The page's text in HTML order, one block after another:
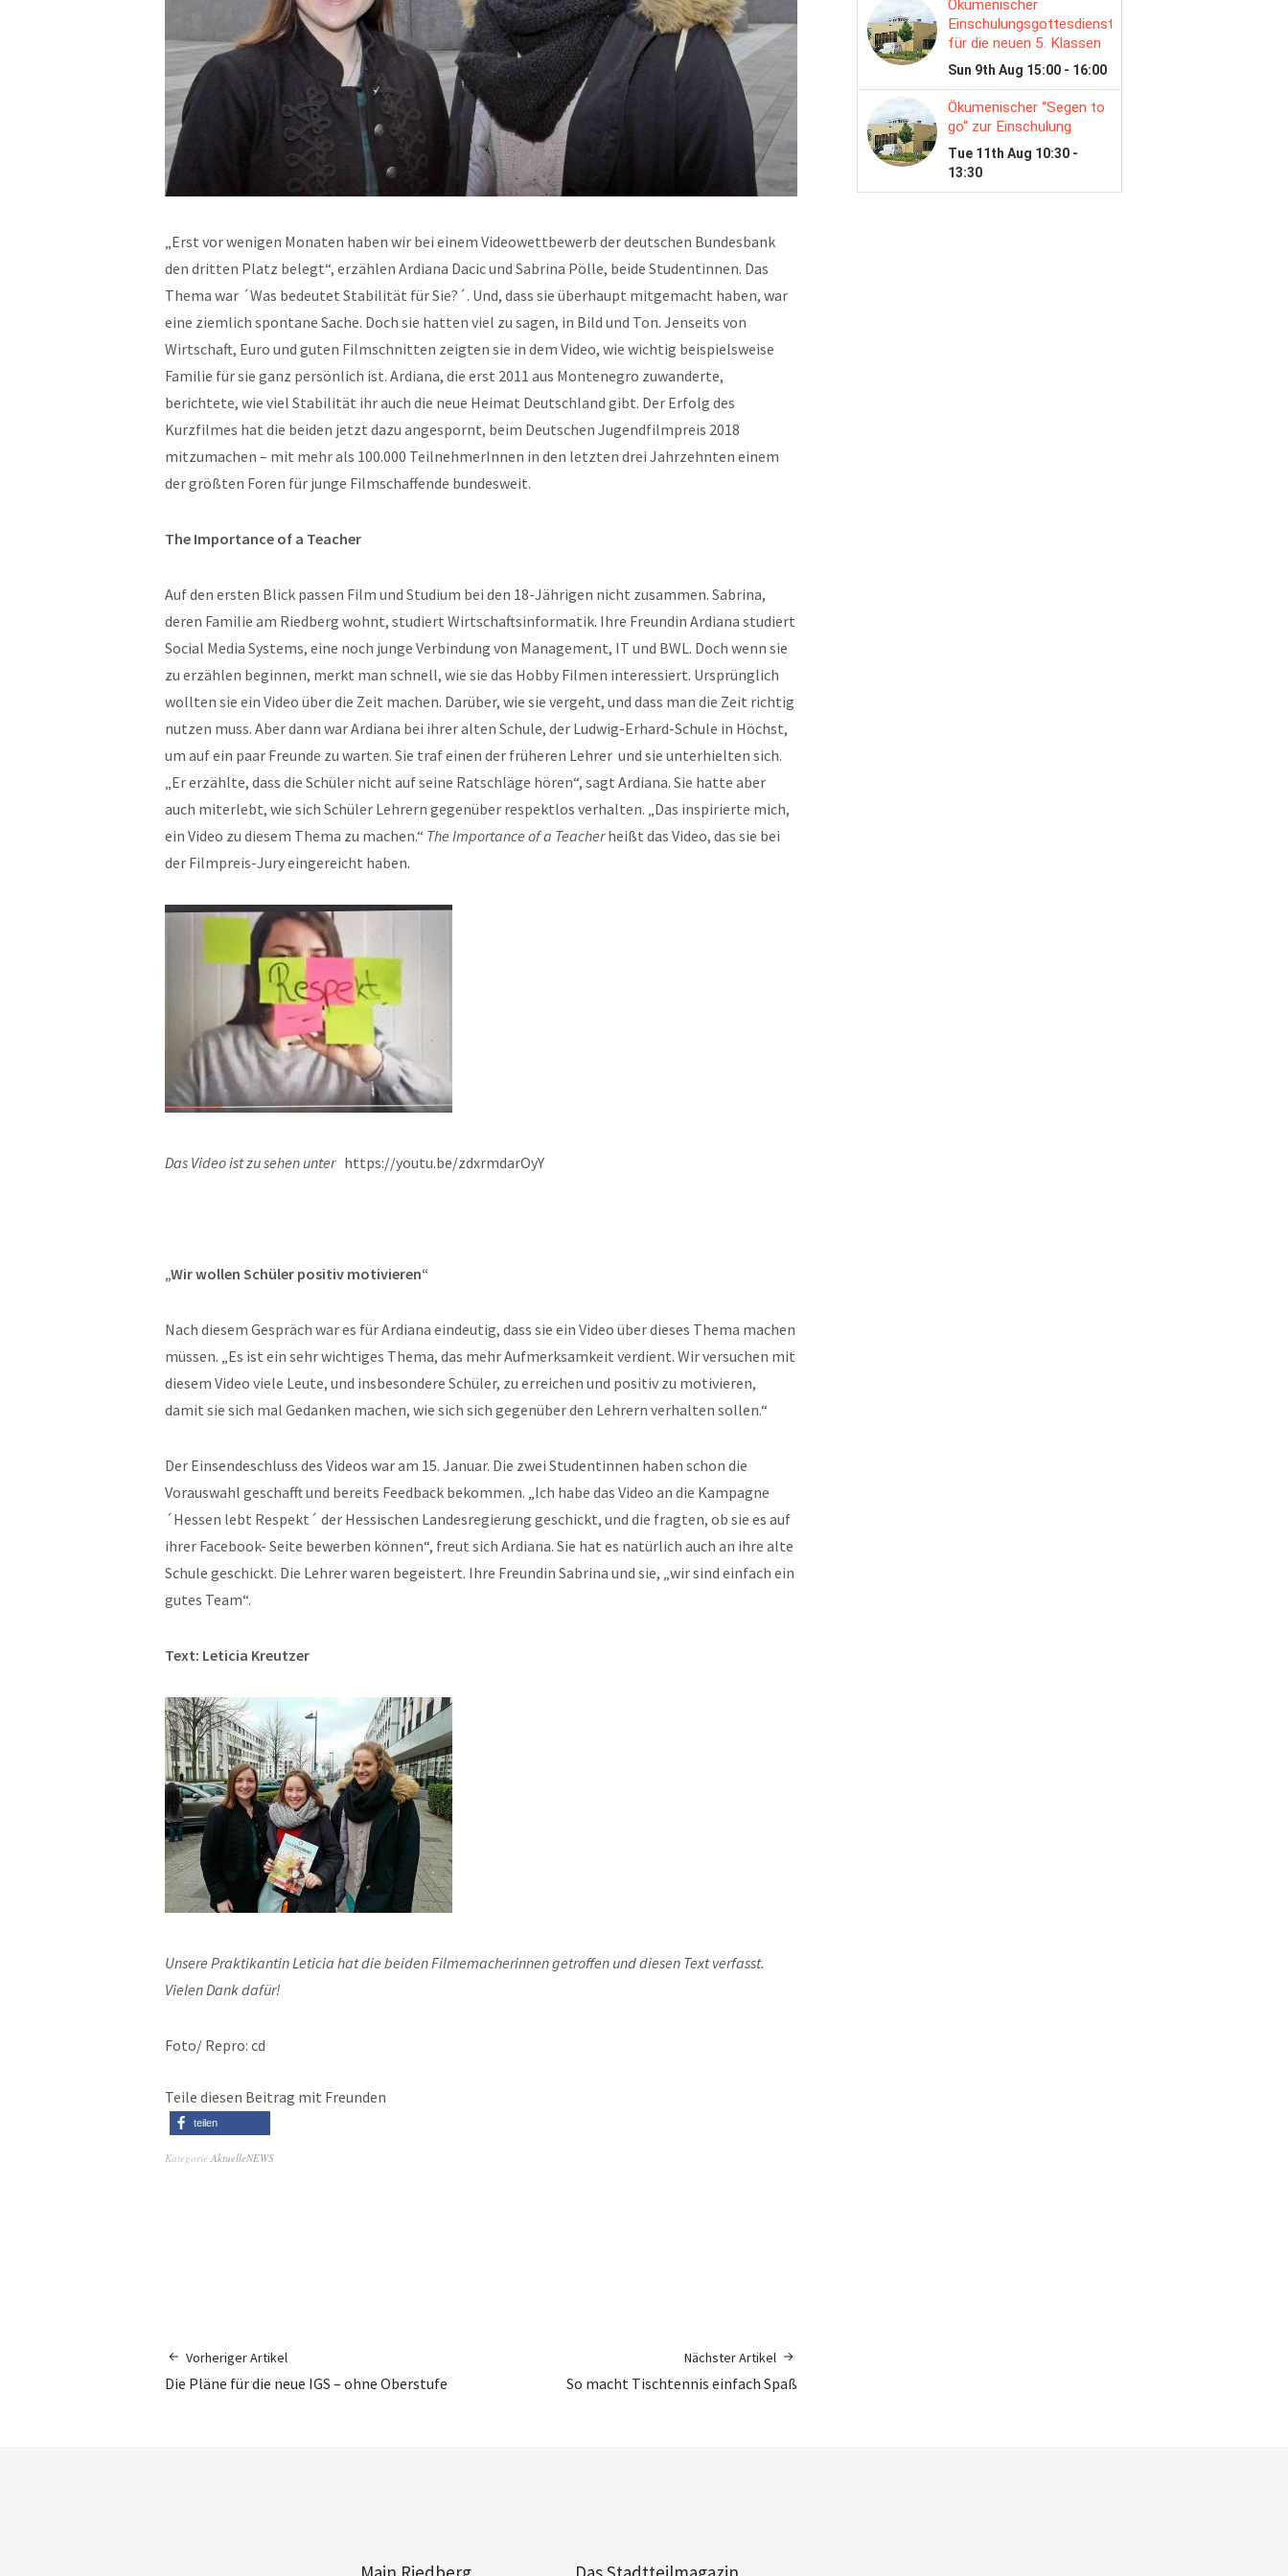
„Erst vor wenigen Monaten haben wir bei einem Videowettbewerb der deutschen Bundesbank
den dritten Platz belegt“, erzählen Ardiana Dacic und Sabrina Pölle, beide Studentinnen. Das
Thema war ´Was bedeutet Stabilität für Sie?´. Und, dass sie überhaupt mitgemacht haben, war
eine ziemlich spontane Sache. Doch sie hatten viel zu sagen, in Bild und Ton. Jenseits von
Wirtschaft, Euro und guten Filmschnitten zeigten sie in dem Video, wie wichtig beispielsweise
Familie für sie ganz persönlich ist. Ardiana, die erst 2011 aus Montenegro zuwanderte,
berichtete, wie viel Stabilität ihr auch die neue Heimat Deutschland gibt. Der Erfolg des
Kurzfilmes hat die beiden jetzt dazu angespornt, beim Deutschen Jugendfilmpreis 2018
mitzumachen – mit mehr als 100.000 TeilnehmerInnen in den letzten drei Jahrzehnten einem
der größten Foren für junge Filmschaffende bundesweit.
The Importance of a Teacher
Auf den ersten Blick passen Film und Studium bei den 18-Jährigen nicht zusammen. Sabrina,
deren Familie am Riedberg wohnt, studiert Wirtschaftsinformatik. Ihre Freundin Ardiana studiert
Social Media Systems, eine noch junge Verbindung von Management, IT und BWL. Doch wenn sie
zu erzählen beginnen, merkt man schnell, wie sie das Hobby Filmen interessiert. Ursprünglich
wollten sie ein Video über die Zeit machen. Darüber, wie sie vergeht, und dass man die Zeit richtig
nutzen muss. Aber dann war Ardiana bei ihrer alten Schule, der Ludwig-Erhard-Schule in Höchst,
um auf ein paar Freunde zu warten. Sie traf einen der früheren Lehrer und sie unterhielten sich.
„Er erzählte, dass die Schüler nicht auf seine Ratschläge hören“, sagt Ardiana. Sie hatte aber
auch miterlebt, wie sich Schüler Lehrern gegenüber respektlos verhalten. „Das inspirierte mich,
ein Video zu diesem Thema zu machen.“ The Importance of a Teacherheißt das Video, das sie bei
der Filmpreis-Jury eingereicht haben.
Das Video ist zu sehen unter https://youtu.be/zdxrmdarOyY
„Wir wollen Schüler positiv motivieren“
Nach diesem Gespräch war es für Ardiana eindeutig, dass sie ein Video über dieses Thema machen
müssen. „Es ist ein sehr wichtiges Thema, das mehr Aufmerksamkeit verdient. Wir versuchen mit
diesem Video viele Leute, und insbesondere Schüler, zu erreichen und positiv zu motivieren,
damit sie sich mal Gedanken machen, wie sich sich gegenüber den Lehrern verhalten sollen.“
Der Einsendeschluss des Videos war am 15. Januar. Die zwei Studentinnen haben schon die
Vorauswahl geschafft und bereits Feedback bekommen. „Ich habe das Video an die Kampagne
´Hessen lebt Respekt´ der Hessischen Landesregierung geschickt, und die fragten, ob sie es auf
ihrer Facebook- Seite bewerben können“, freut sich Ardiana. Sie hat es natürlich auch an ihre alte
Schule geschickt. Die Lehrer waren begeistert. Ihre Freundin Sabrina und sie, „wir sind einfach ein
gutes Team“.
Text: Leticia Kreutzer
Unsere Praktikantin Leticia hat die beiden Filmemacherinnen getroffen und diesen Text verfasst.
Vielen Dank dafür!
Foto/ Repro: cd
Teile diesen Beitrag mit Freunden
teilen
Kategorie AktuelleNEWS
Vorheriger Artikel
Die Pläne für die neue IGS – ohne Oberstufe
Nächster Artikel
So macht Tischtennis einfach Spaß